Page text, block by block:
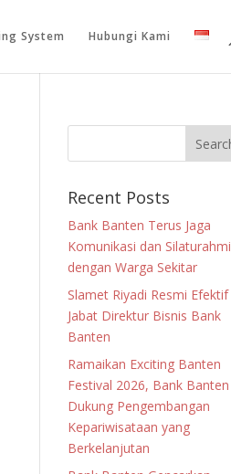
System Hubungi Kami
Recent Posts
Bank Banten Terus Jaga
Komunikasi dan Silaturahmi
dengan Warga Sekitar
Slamet Riyadi Resmi Efektif
Jabat Direktur Bisnis Bank
Banten
Ramaikan Exciting Banten
Festival 2026, Bank Banten
Dukung Pengembangan
Kepariwisataan yang
Berkelanjutan